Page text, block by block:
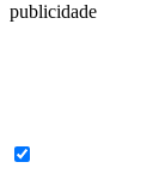
publicidade